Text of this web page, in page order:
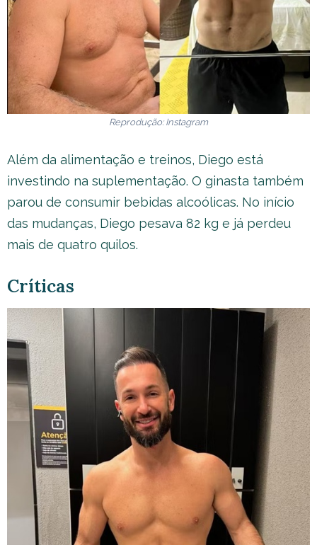
Reprodução: Instagram
Além da alimentação e treinos, Diego está
investindo na suplementação. O ginasta também
parou de consumir bebidas alcoólicas. No início
das mudanças, Diego pesava 82 kg e já perdeu
mais de quatro quilos.
Críticas